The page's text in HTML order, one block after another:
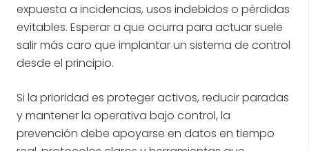
expuesta a incidencias, usos indebidos o pérdidas
evitables. Esperar a que ocurra para actuar suele
salir más caro que implantar un sistema de control
desde el principio.
Si la prioridad es proteger activos, reducir paradas
y mantener la operativa bajo control, la
prevención debe apoyarse en datos en tiempo